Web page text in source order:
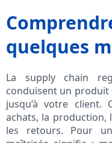
quelques
La supply chain
conduisent un produit
jusqu’à votre client.
achats, la production,
les retours. Pour